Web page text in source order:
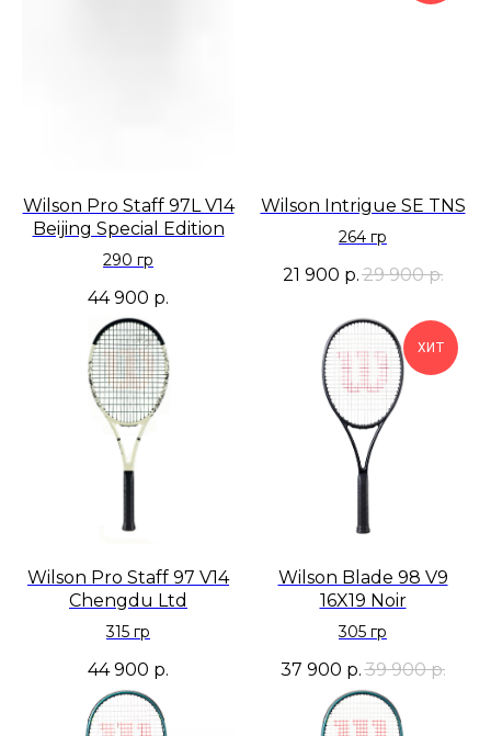
Wilson Pro Staff 97L V14
Beijing Special Edition
290 гр
44 900 р.
Wilson Intrigue SE TNS
264 гр
21 900 р.29 900 р.
Wilson Pro Staff 97 V14
Chengdu Ltd
315 гр
44 900 р.
ХИТ
Wilson Blade 98 V9
16X19 Noir
305 гр
37 900 р.39 900 р.